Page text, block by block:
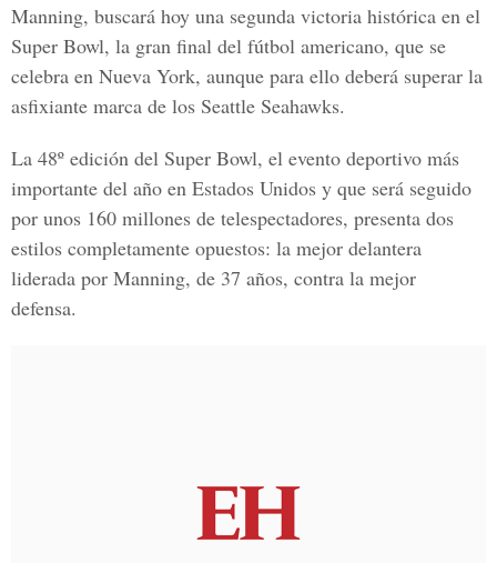
Manning, buscará hoy una segunda victoria histórica en el
Super Bowl, la gran final del fútbol americano, que se
celebra en Nueva York, aunque para ello deberá superar la
asfixiante marca de los Seattle Seahawks.
La 48º edición del Super Bowl, el evento deportivo más
importante del año en Estados Unidos y que será seguido
por unos 160 millones de telespectadores, presenta dos
estilos completamente opuestos: la mejor delantera
liderada por Manning, de 37 años, contra la mejor
defensa.